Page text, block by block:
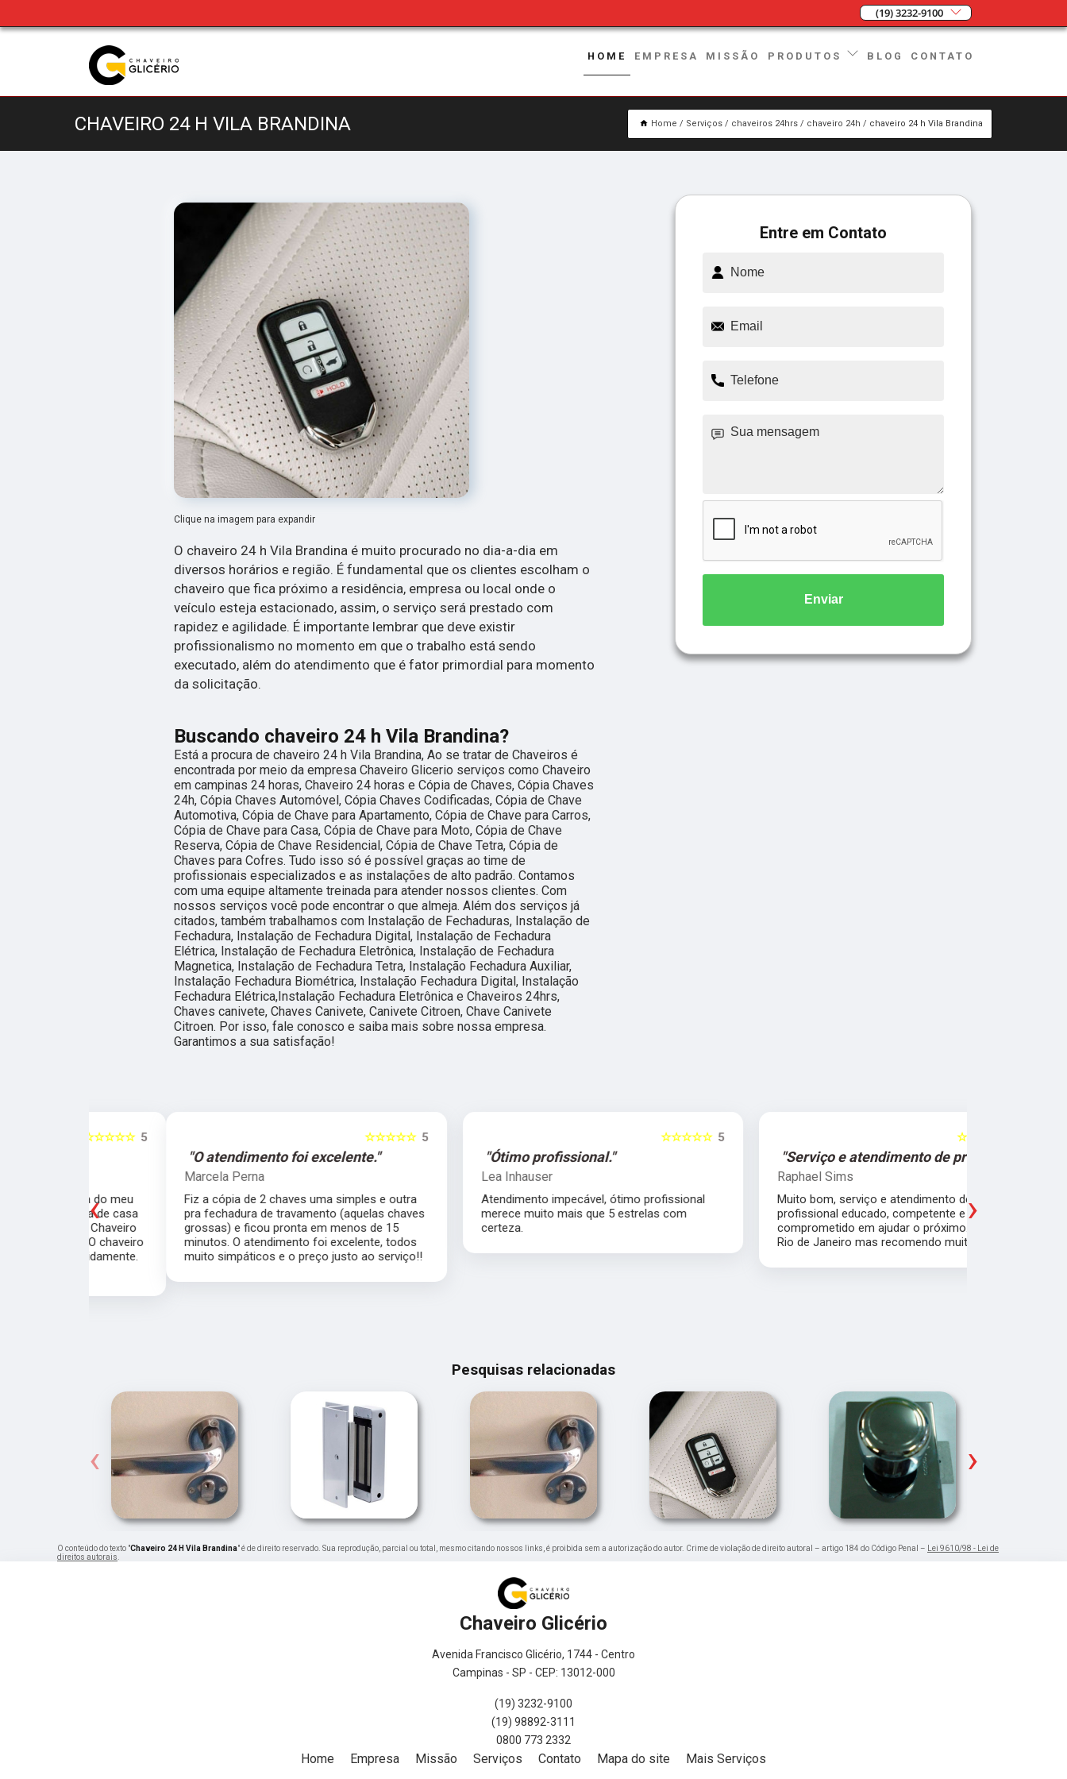
(19) 3232-9100
HOME EMPRESA MISSÃO PRODUTOS BLOG CONTATO
CHAVEIRO 24 H VILA BRANDINA Home Serviços chaveiros 24hrs chaveiro 24h chaveiro 24 h Vila Brandina
Clique na imagem para expandir
O chaveiro 24 h Vila Brandina é muito procurado no dia-a-dia em
diversos horários e região. É fundamental que os clientes escolham o
chaveiro que fica próximo a residência, empresa ou local onde o
veículo esteja estacionado, assim, o serviço será prestado com
rapidez e agilidade. É importante lembrar que deve existir
profissionalismo no momento em que o trabalho está sendo
executado, além do atendimento que é fator primordial para momento
da solicitação.
Buscando chaveiro 24 h Vila Brandina?
Está a procura de chaveiro 24 h Vila Brandina, Ao se tratar de Chaveiros é
encontrada por meio da empresa Chaveiro Glicerio serviços como Chaveiro
em campinas 24 horas, Chaveiro 24 horas e Cópia de Chaves, Cópia Chaves
24h, Cópia Chaves Automóvel, Cópia Chaves Codificadas, Cópia de Chave
Automotiva, Cópia de Chave para Apartamento, Cópia de Chave para Carros,
Cópia de Chave para Casa, Cópia de Chave para Moto, Cópia de Chave
Reserva, Cópia de Chave Residencial, Cópia de Chave Tetra, Cópia de
Chaves para Cofres. Tudo isso só é possível graças ao time de
profissionais especializados e as instalações de alto padrão. Contamos
com uma equipe altamente treinada para atender nossos clientes. Com
nossos serviços você pode encontrar o que almeja. Além dos serviços já
citados, também trabalhamos com Instalação de Fechaduras, Instalação de
Fechadura, Instalação de Fechadura Digital, Instalação de Fechadura
Elétrica, Instalação de Fechadura Eletrônica, Instalação de Fechadura
Magnetica, Instalação de Fechadura Tetra, Instalação Fechadura Auxiliar,
Instalação Fechadura Biométrica, Instalação Fechadura Digital, Instalação
Fechadura Elétrica,Instalação Fechadura Eletrônica e Chaveiros 24hrs,
Chaves canivete, Chaves Canivete, Canivete Citroen, Chave Canivete
Citroen. Por isso, fale conosco e saiba mais sobre nossa empresa.
Garantimos a sua satisfação!
Entre em Contato
Enviar
"O atendimento foi excelente."
Marcela Perna
Fiz a cópia de 2 chaves uma simples e outra
pra fechadura de travamento (aquelas chaves
grossas) e ficou pronta em menos de 15
minutos. O atendimento foi excelente, todos
muito simpáticos e o preço justo ao serviço!!
"Ótimo profissional."
Atendimento impecável, ótimo profissional
merece muito mais que 5 estrelas com
"Serviço e atendimento de primeira."
Raphael Sims
Muito bom, serviço e atendimento de primeira,
profissional educado, competente e
comprometido em ajudar o próximo. Moro no
Rio de Janeiro mas recomendo muito.
‹ ›
Pesquisas relacionadas
‹ ›
O conteúdo do texto "Chaveiro 24 H Vila Brandina" é de direito reservado. Sua reprodução, parcial ou total, mesmo citando nossos links, é proibida sem a autorização do autor. Crime de violação de direito autoral – artigo 184 do Código Penal – Lei 9610/98 - Lei de
direitos autorais.
Chaveiro Glicério
Avenida Francisco Glicério, 1744 - Centro
Campinas - SP - CEP: 13012-000
(19) 3232-9100
(19) 98892-3111
0800 773 2332
Home Empresa Missão Serviços Contato Mapa do site Mais Serviços